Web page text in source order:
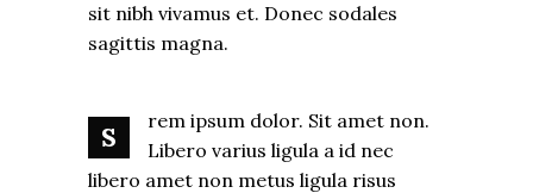
sit nibh vivamus et. Donec sodales
sagittis magna.
S
rem ipsum dolor. Sit amet non.
Libero varius ligula a id nec
libero amet non metus ligula risus